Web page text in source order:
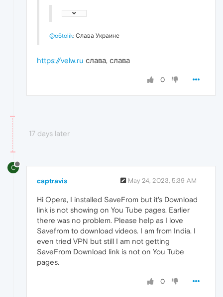
@o5tolik: Слава Украине
https://velw.ru слава, слава
0
17 days later
C
captravis May 24, 2023, 5:39 AM
Hi Opera, I installed SaveFrom but it's Download
link is not showing on You Tube pages. Earlier
there was no problem. Please help as I love
Savefrom to download videos. I am from India. I
even tried VPN but still I am not getting
SaveFrom Download link is not on You Tube
pages.
0